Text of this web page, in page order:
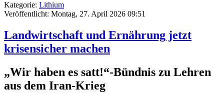
Kategorie: Lithium
Veröffentlicht: Montag, 27. April 2026 09:51
Landwirtschaft und Ernährung jetzt
krisensicher machen
„Wir haben es satt!“-Bündnis zu Lehren
aus dem Iran-Krieg